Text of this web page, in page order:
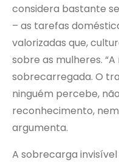
considera bastante
– as tarefas
valorizadas que,
sobre as mulheres.
sobrecarregada. O
ninguém percebe,
reconhecimento,
argumenta.
A sobrecarga